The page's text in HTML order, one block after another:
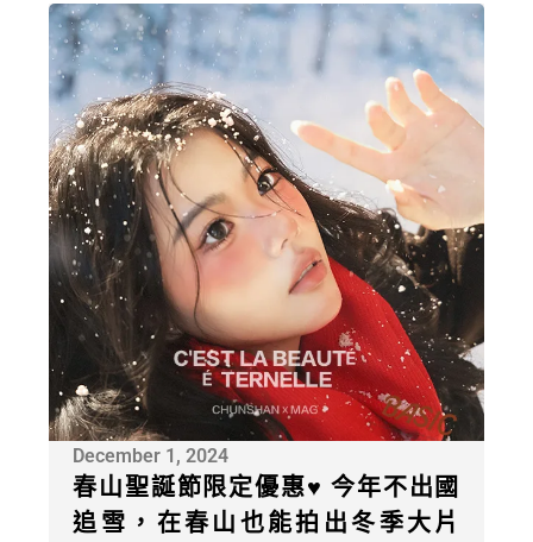
December 1, 2024
春山聖誕節限定優惠♥ 今年不出國
追雪，在春山也能拍出冬季大片